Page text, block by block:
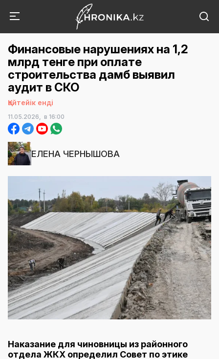
Финансовые нарушениях на 1,2
млрд тенге при оплате
строительства дамб выявил
аудит в СКО
Қайтейік енді
11.05.2026, в 16:00
ЕЛЕНА ЧЕРНЫШОВА
Наказание для чиновницы из районного
отдела ЖКХ определил Совет по этике